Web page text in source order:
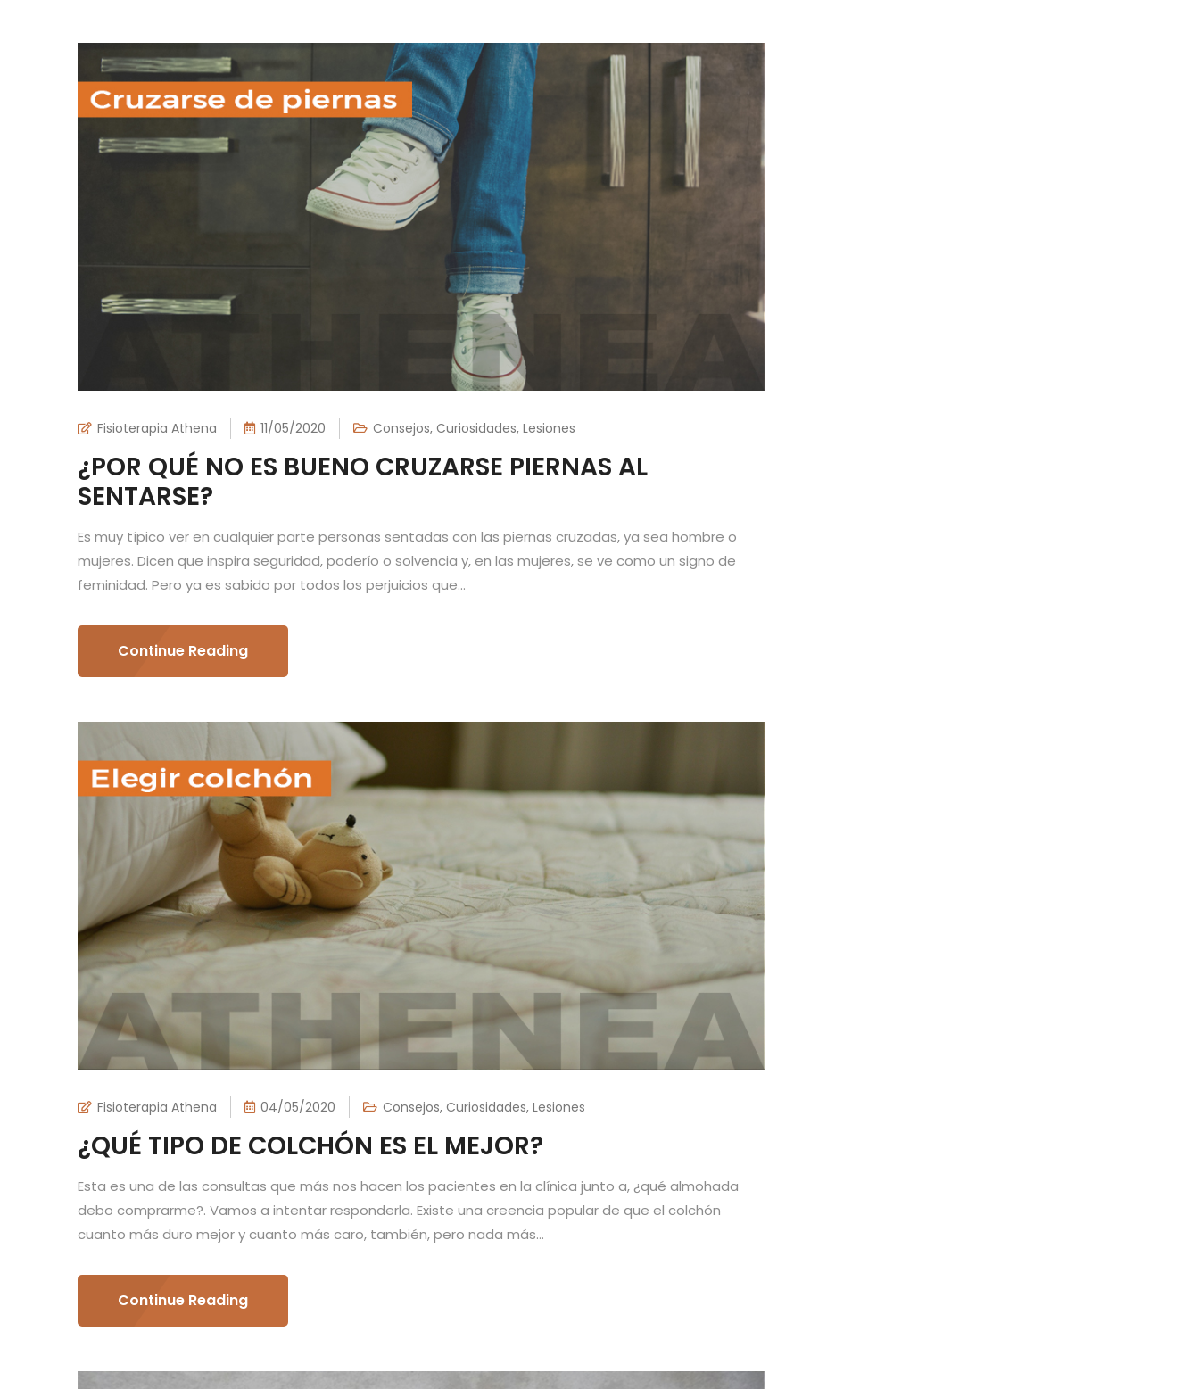
Fisioterapia Athena 11/05/2020 Consejos, Curiosidades, Lesiones
¿POR QUÉ NO ES BUENO CRUZARSE PIERNAS AL
SENTARSE?
Es muy típico ver en cualquier parte personas sentadas con las piernas cruzadas, ya sea hombre o
mujeres. Dicen que inspira seguridad, poderío o solvencia y, en las mujeres, se ve como un signo de
feminidad. Pero ya es sabido por todos los perjuicios que...
Continue Reading
Fisioterapia Athena 04/05/2020 Consejos, Curiosidades, Lesiones
¿QUÉ TIPO DE COLCHÓN ES EL MEJOR?
Esta es una de las consultas que más nos hacen los pacientes en la clínica junto a, ¿qué almohada
debo comprarme?. Vamos a intentar responderla. Existe una creencia popular de que el colchón
cuanto más duro mejor y cuanto más caro, también, pero nada más...
Continue Reading